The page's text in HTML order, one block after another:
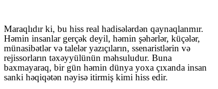
Maraqlıdır ki, bu hiss real hadisələrdən qaynaqlanmır.
Həmin insanlar gerçək deyil, həmin şəhərlər, küçələr,
münasibətlər və talelər yazıçıların, ssenaristlərin və
rejissorların təxəyyülünün məhsuludur. Buna
baxmayaraq, bir gün həmin dünya yoxa çıxanda insan
sanki həqiqətən nəyisə itirmiş kimi hiss edir.